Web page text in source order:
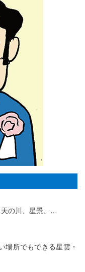
の川、星景、…
場所でもできる星雲・